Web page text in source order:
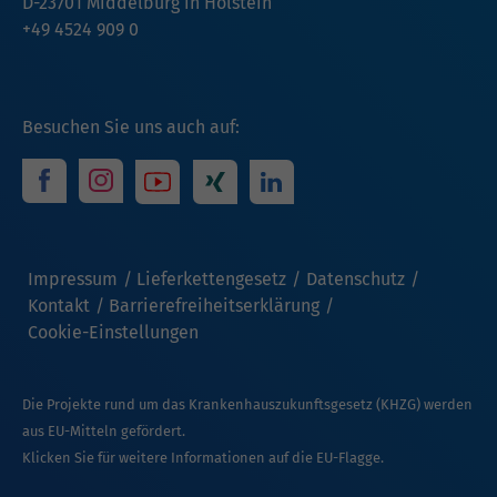
Besuchen Sie uns auch auf:
Impressum Lieferkettengesetz
Datenschutz
Kontakt
Barrierefreiheitserklärung
Cookie-Einstellungen
+49 4524 909 0
Die Projekte rund um das Krankenhauszukunftsgesetz (KHZG) werden
aus EU-Mitteln gefördert.
Klicken Sie für weitere Informationen auf die EU-Flagge.